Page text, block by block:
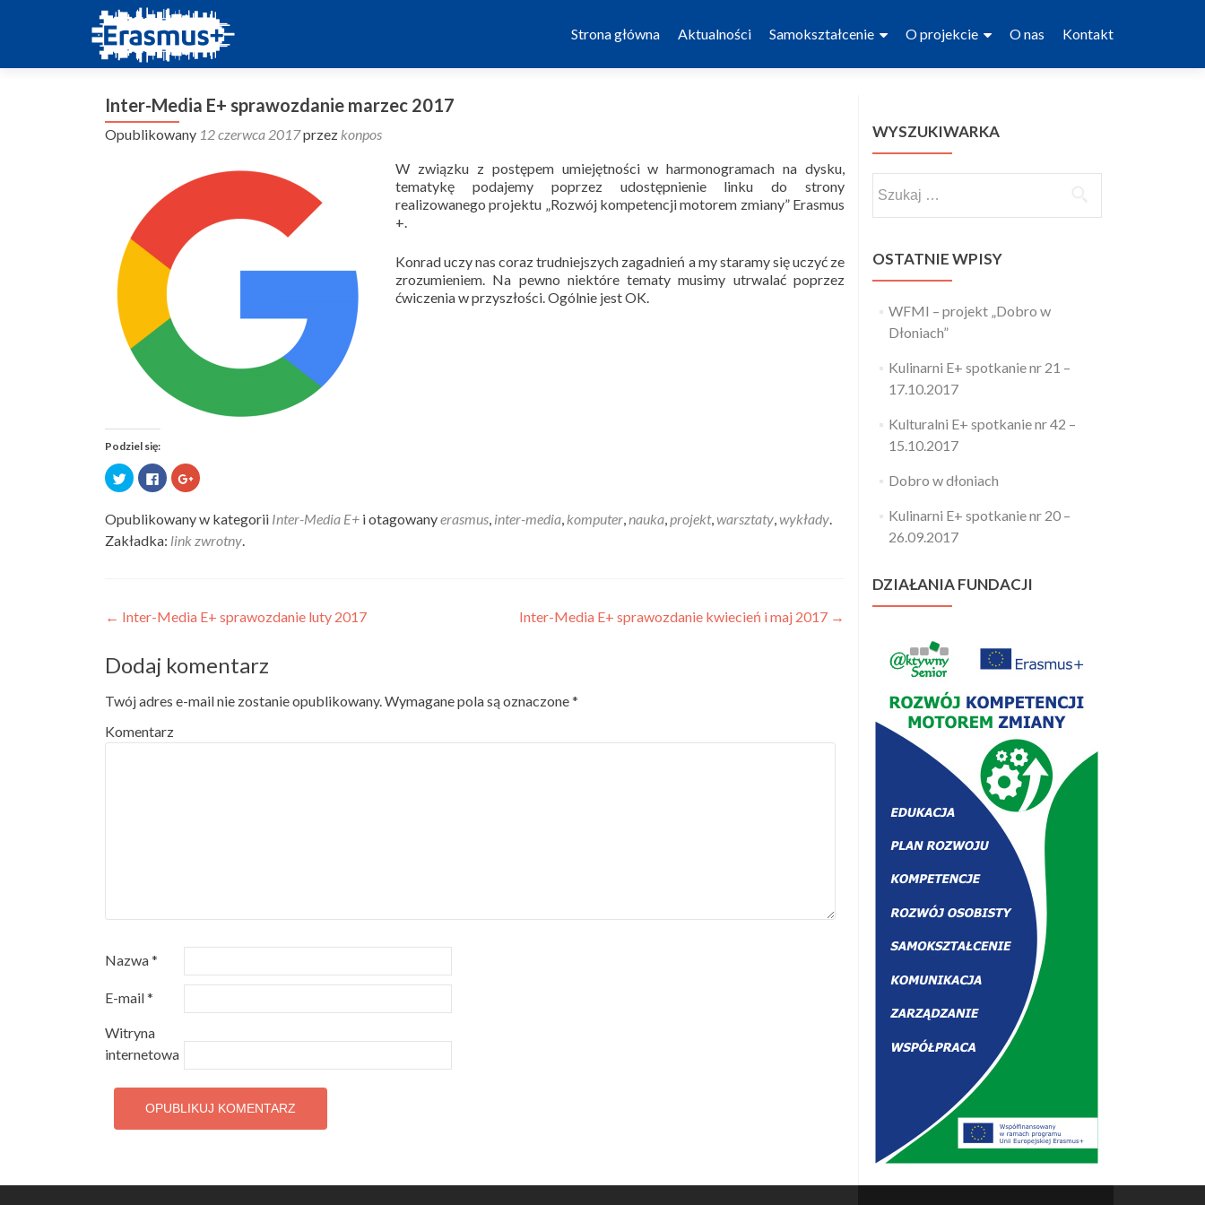
Strona główna
Aktualności Samokształcenie O projekcie O nas Kontakt
Inter-Media E+ sprawozdanie marzec 2017
Opublikowany 12 czerwca 2017przez konpos
W związku z postępem umiejętności w harmonogramach na dysku,
tematykę podajemy poprzez udostępnienie linku do strony
realizowanego projektu „Rozwój kompetencji motorem zmiany” Erasmus
+.
Konrad uczy nas coraz trudniejszych zagadnień a my staramy się uczyć ze
zrozumieniem. Na pewno niektóre tematy musimy utrwalać poprzez
ćwiczenia w przyszłości. Ogólnie jest OK.
Podziel się:
Udostępnij
na
się
w
nowym
Kliknij,
aby
na
Facebooku(Otwiera
się
Kliknij,
aby
na
Google+
(Otwiera
Opublikowany w kategorii Inter-Media E+ i otagowanyerasmus, inter-media, komputer,nauka,projekt,warsztaty,wykłady.
Zakładka: link zwrotny.
Post navigation
← Inter-Media E+ sprawozdanie luty 2017 Inter-Media E+ sprawozdanie kwiecień i maj 2017 →
Dodaj komentarz
Twój adres e-mail nie zostanie opublikowany.Wymagane pola są oznaczone*
Komentarz
Nazwa*
E-mail*
Witryna
internetowa
WYSZUKIWARKA
OSTATNIE WPISY
WFMI – projekt „Dobro w
Dłoniach”
Kulinarni E+ spotkanie nr 21 –
17.10.2017
Kulturalni E+ spotkanie nr 42 –
15.10.2017
Dobro w dłoniach
Kulinarni E+ spotkanie nr 20 –
26.09.2017
DZIAŁANIA FUNDACJI